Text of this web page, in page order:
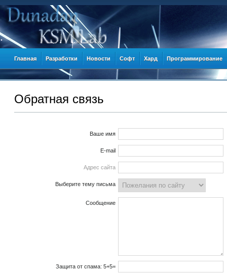
Главная Разработки Новости Софт Хард Программирование
Обратная связь
Ваше имя
E-mail
Адрес сайта
Выберите тему письма
Сообщение
Защита от спама: 5+5=